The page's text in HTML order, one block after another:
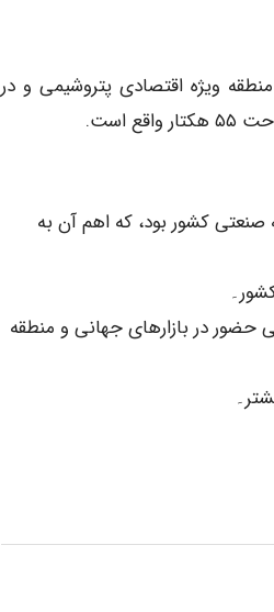
ویژه اقتصادی پتروشیمی و در
کشور بود، که اهم آن به
حضور در بازارهای جهانی و منطقه